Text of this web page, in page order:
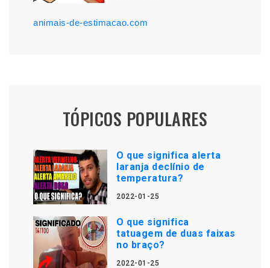
animais-de-estimacao.com
TÓPICOS POPULARES
O que significa alerta
laranja declínio de
temperatura?
2022-01-25
O que significa
tatuagem de duas faixas
no braço?
2022-01-25